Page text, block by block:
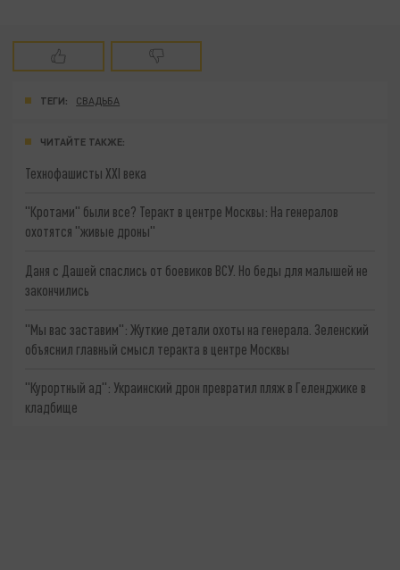
ТЕГИ: СВАДЬБА
ЧИТАЙТЕ ТАКЖЕ:
Технофашисты XXI века
"Кротами" были все? Теракт в центре Москвы: На генералов
охотятся "живые дроны"
Даня с Дашей спаслись от боевиков ВСУ. Но беды для малышей не
закончились
"Мы вас заставим": Жуткие детали охоты на генерала. Зеленский
объяснил главный смысл теракта в центре Москвы
"Курортный ад": Украинский дрон превратил пляж в Геленджике в
кладбище